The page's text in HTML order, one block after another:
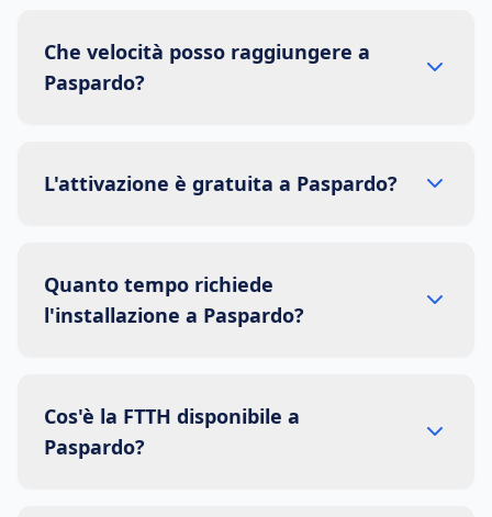
Che velocità posso raggiungere a
Paspardo?
L'attivazione è gratuita a Paspardo?
Quanto tempo richiede
l'installazione a Paspardo?
Cos'è la FTTH disponibile a
Paspardo?